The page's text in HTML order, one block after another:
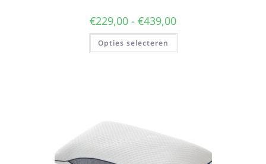
€229,00 - €439,00
Opties selecteren